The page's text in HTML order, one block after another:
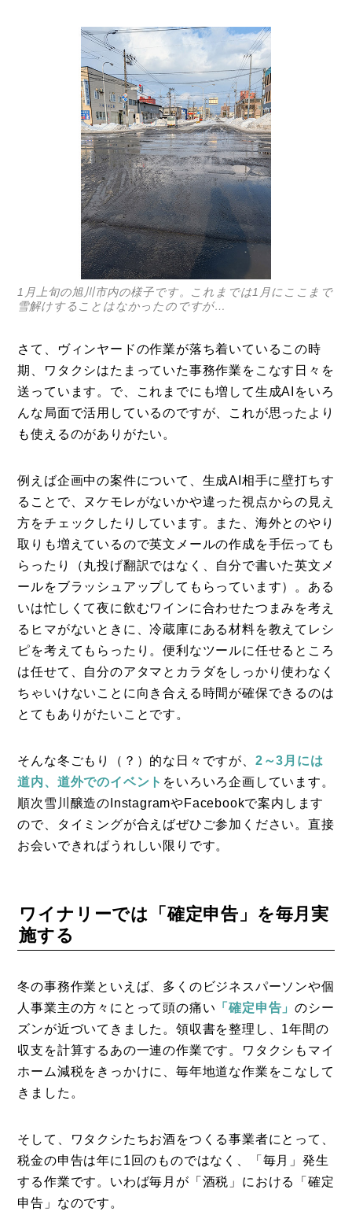
コラム
特集
トピックス
Photos
運営会社
登録
お問い合わせ
1月上旬の旭川市内の様子です。これまでは1月にここまで
雪解けすることはなかったのですが…
さて、ヴィンヤードの作業が落ち着いているこの時
期、ワタクシはたまっていた事務作業をこなす日々を
送っています。で、これまでにも増して生成AIをいろ
んな局面で活用しているのですが、これが思ったより
も使えるのがありがたい。
例えば企画中の案件について、生成AI相手に壁打ちす
ることで、ヌケモレがないかや違った視点からの見え
方をチェックしたりしています。また、海外とのやり
取りも増えているので英文メールの作成を手伝っても
らったり（丸投げ翻訳ではなく、自分で書いた英文メ
ールをブラッシュアップしてもらっています）。ある
いは忙しくて夜に飲むワインに合わせたつまみを考え
るヒマがないときに、冷蔵庫にある材料を教えてレシ
ピを考えてもらったり。便利なツールに任せるところ
は任せて、自分のアタマとカラダをしっかり使わなく
ちゃいけないことに向き合える時間が確保できるのは
とてもありがたいことです。
そんな冬ごもり（？）的な日々ですが、 2～3月には
道内、道外でのイベント をいろいろ企画しています。
順次雪川醸造のInstagramやFacebookで案内します
ので、タイミングが合えばぜひご参加ください。直接
お会いできればうれしい限りです。
ワイナリーでは「確定申告」を毎月実
施する
冬の事務作業といえば、多くのビジネスパーソンや個
人事業主の方々にとって頭の痛い 「確定申告」のシー
ズンが近づいてきました。領収書を整理し、1年間の
収支を計算するあの一連の作業です。ワタクシもマイ
ホーム減税をきっかけに、毎年地道な作業をこなして
きました。
そして、ワタクシたちお酒をつくる事業者にとって、
税金の申告は年に1回のものではなく、「毎月」発生
する作業です。いわば毎月が「酒税」における「確定
申告」なのです。